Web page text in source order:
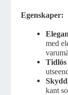
Egenskaper:
med
Tidlös
kant